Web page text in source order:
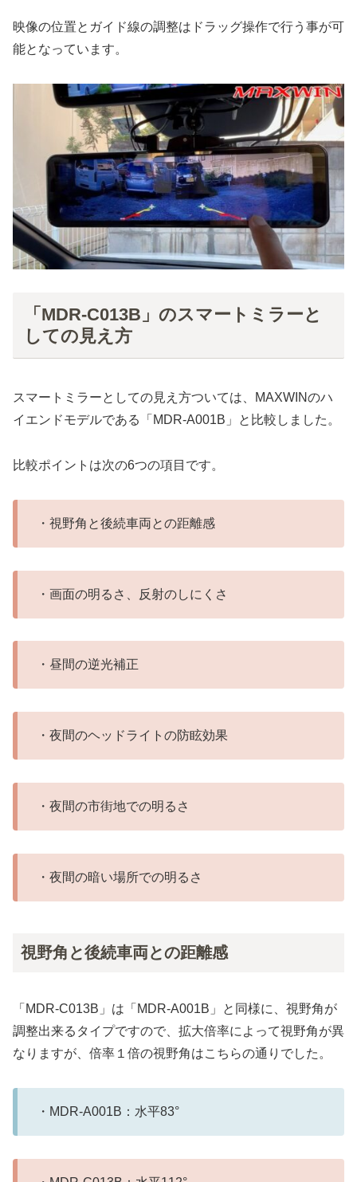
映像の位置とガイド線の調整はドラッグ操作で行う事が可
能となっています。
「MDR-C013B」のスマートミラーと
しての見え方
スマートミラーとしての見え方ついては、MAXWINのハ
イエンドモデルである「MDR-A001B」と比較しました。
比較ポイントは次の6つの項目です。
・視野角と後続車両との距離感
・画面の明るさ、反射のしにくさ
・昼間の逆光補正
・夜間のヘッドライトの防眩効果
・夜間の市街地での明るさ
・夜間の暗い場所での明るさ
視野角と後続車両との距離感
「MDR-C013B」は「MDR-A001B」と同様に、視野角が
調整出来るタイプですので、拡大倍率によって視野角が異
なりますが、倍率１倍の視野角はこちらの通りでした。
・MDR-A001B：水平83°